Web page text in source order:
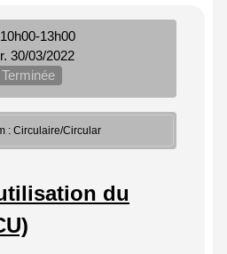
10h00-13h00
30/03/2022
Terminée
: Circulaire/Circular
du